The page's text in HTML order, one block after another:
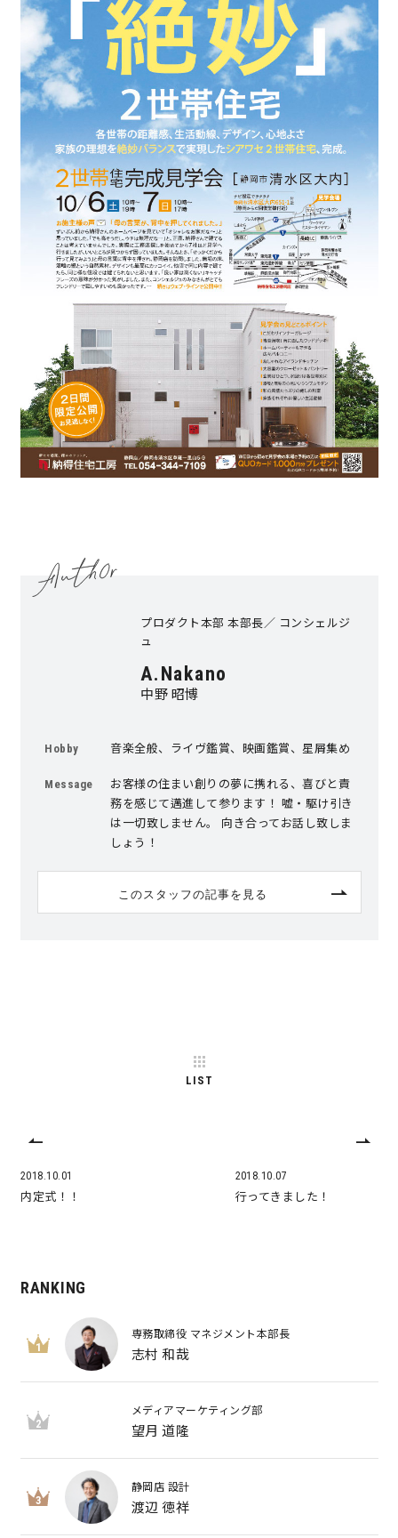
納得リフォームスタジオ nattoku リノベ
分譲住宅･不動産 スタッフブログ
施工事例
お知らせ 土地情報
近日分譲予定情報 会社情報
採用情報
サイトマップ プライバシーポリシー
よくある質問
プロダクト本部 本部長／ コンシェルジ
ュ
A.Nakano
中野 昭博
Hobby 音楽全般、ライヴ鑑賞、映画鑑賞、星屑集め
Message
お客様の住まい創りの夢に携れる、喜びと責
務を感じて邁進して参ります！ 嘘・駆け引き
は一切致しません。 向き合ってお話し致しま
しょう！
このスタッフの記事を見る
2018.10.01
内定式！！
LIST
2018.10.07
行ってきました！
RANKING
1
専務取締役 マネジメント本部長
志村 和哉
2
メディアマーケティング部
望月 道隆
3
静岡店 設計
渡辺 徳祥